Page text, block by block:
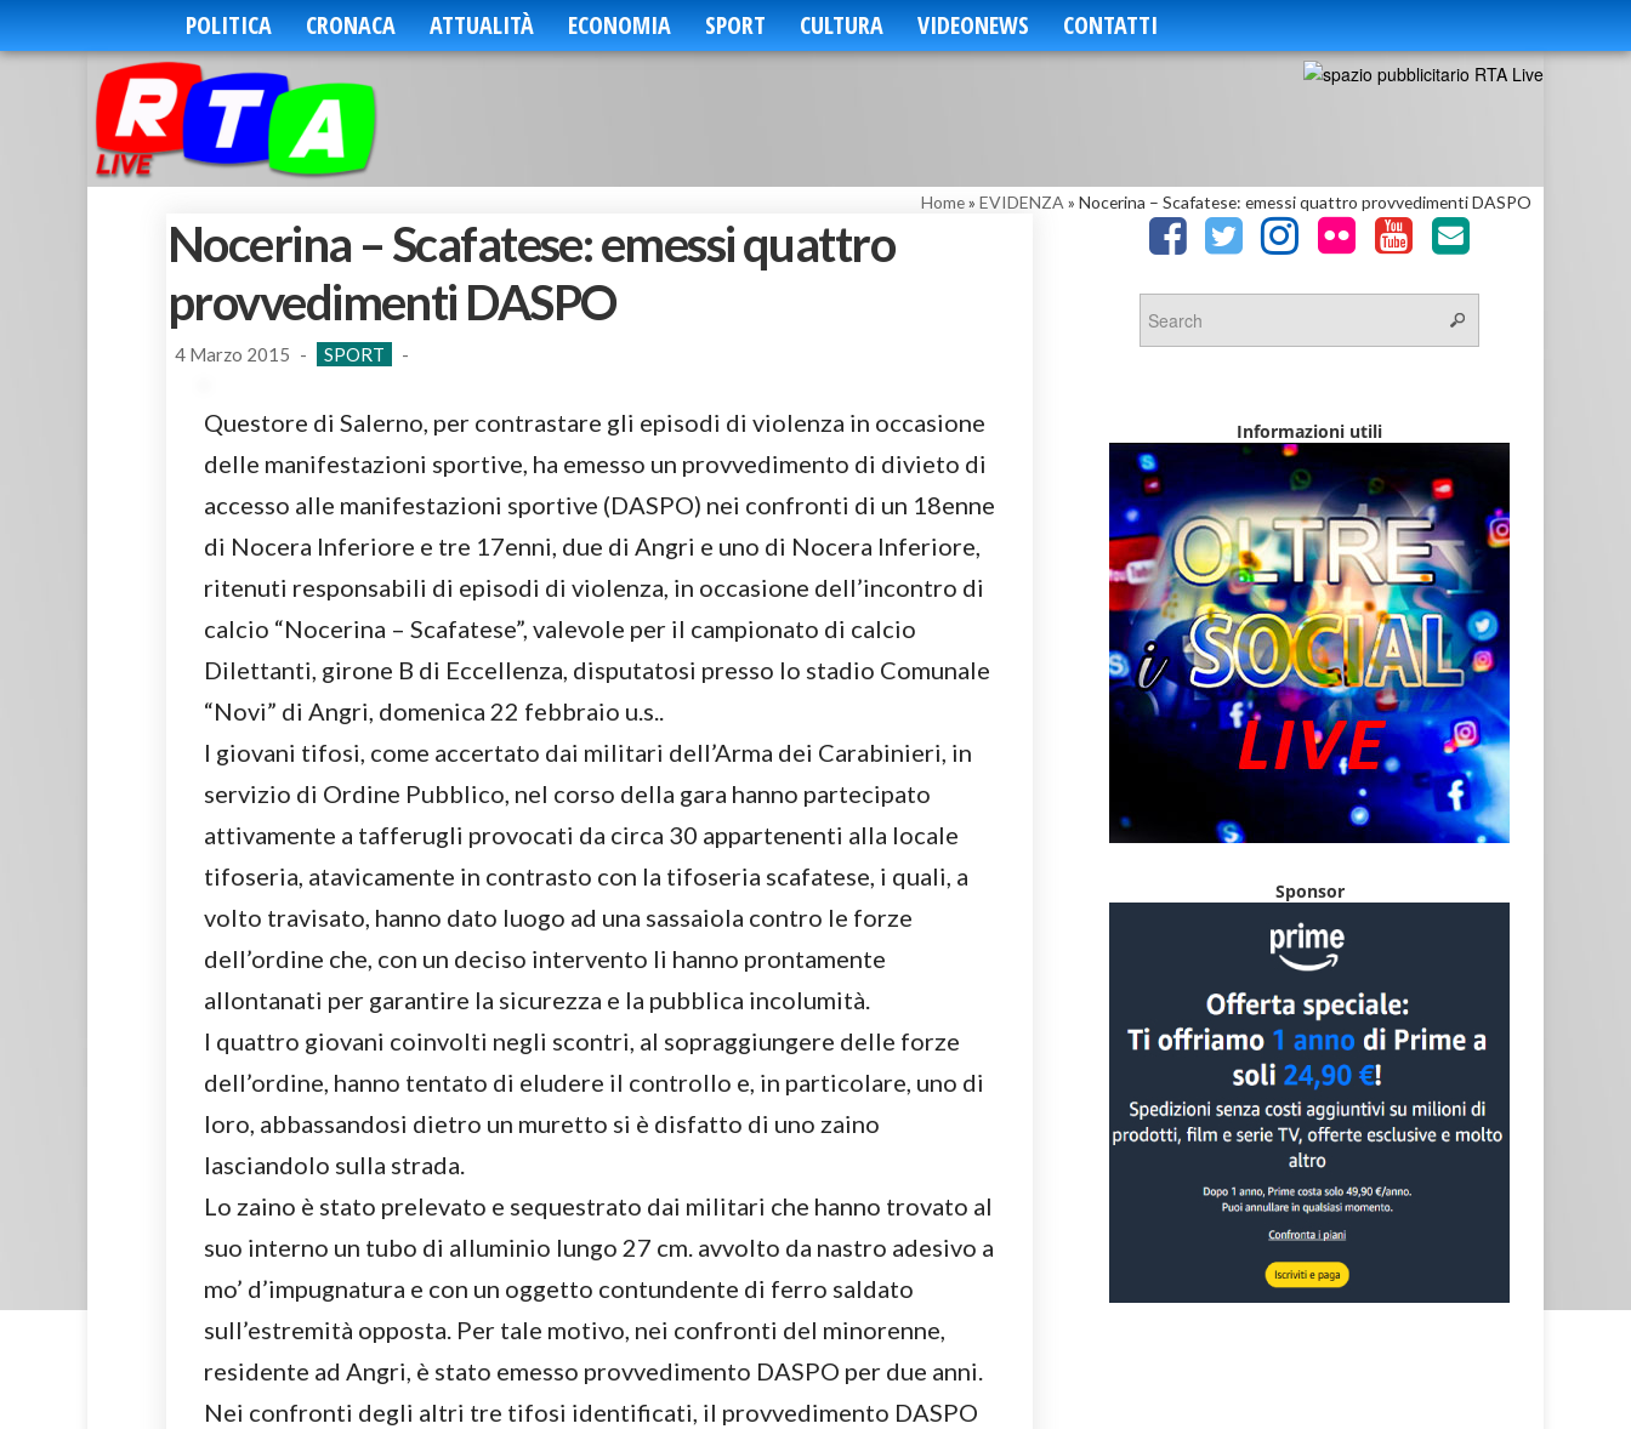
POLITICA CRONACA ATTUALITÀ ECONOMIA SPORT CULTURA VIDEONEWS CONTATTI
Home» EVIDENZA » Nocerina – Scafatese: emessi quattro provvedimenti DASPO
Nocerina – Scafatese: emessi quattro
provvedimenti DASPO
4 Marzo 2015 - SPORT -
Questore di Salerno, per contrastare gli episodi di violenza in occasione
delle manifestazioni sportive, ha emesso un provvedimento di divieto di
accesso alle manifestazioni sportive (DASPO) nei confronti di un 18enne
di Nocera Inferiore e tre 17enni, due di Angri e uno di Nocera Inferiore,
ritenuti responsabili di episodi di violenza, in occasione dell’incontro di
calcio “Nocerina – Scafatese”, valevole per il campionato di calcio
Dilettanti, girone B di Eccellenza, disputatosi presso lo stadio Comunale
“Novi” di Angri, domenica 22 febbraio u.s..
I giovani tifosi, come accertato dai militari dell’Arma dei Carabinieri, in
servizio di Ordine Pubblico, nel corso della gara hanno partecipato
attivamente a tafferugli provocati da circa 30 appartenenti alla locale
tifoseria, atavicamente in contrasto con la tifoseria scafatese, i quali, a
volto travisato, hanno dato luogo ad una sassaiola contro le forze
dell’ordine che, con un deciso intervento li hanno prontamente
allontanati per garantire la sicurezza e la pubblica incolumità.
I quattro giovani coinvolti negli scontri, al sopraggiungere delle forze
dell’ordine, hanno tentato di eludere il controllo e, in particolare, uno di
loro, abbassandosi dietro un muretto si è disfatto di uno zaino
lasciandolo sulla strada.
Lo zaino è stato prelevato e sequestrato dai militari che hanno trovato al
suo interno un tubo di alluminio lungo 27 cm. avvolto da nastro adesivo a
mo’ d’impugnatura e con un oggetto contundente di ferro saldato
sull’estremità opposta. Per tale motivo, nei confronti del minorenne,
residente ad Angri, è stato emesso provvedimento DASPO per due anni.
Nei confronti degli altri tre tifosi identificati, il provvedimento DASPO
Informazioni utili
Sponsor